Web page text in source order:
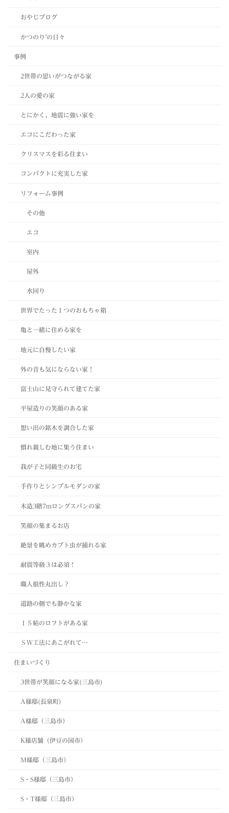
おやじブログ
かつのり’の日々
事例
2世帯の思いがつながる家
2人の愛の家
とにかく、地震に強い家を
エコにこだわった家
クリスマスを彩る住まい
コンパクトに充実した家
リフォーム事例
その他
エコ
室内
屋外
水回り
世界でたった１つのおもちゃ箱
亀と一緒に住める家を
地元に自慢したい家
外の音も気にならない家！
富士山に見守られて建てた家
平屋造りの笑顔のある家
想い出の銘木を調合した家
慣れ親しむ地に集う住まい
我が子と同級生のお宅
手作りとシンプルモダンの家
木造3階7mロングスパンの家
笑顔の集まるお店
絶景を眺めカブト虫が捕れる家
耐震等級３は必須！
職人根性丸出し？
道路の側でも静かな家
１５帖のロフトがある家
ＳＷ工法にあこがれて…
住まいづくり
3世帯が笑顔になる家(三島市)
A様邸(長泉町)
A様邸（三島市）
K様店舗（伊豆の国市）
M様邸（三島市）
S・S様邸（三島市）
S・T様邸（三島市）